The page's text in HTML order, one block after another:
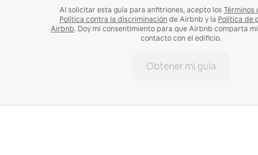
Al solicitar esta guía para anfitriones, acepto los Términos
Política contra la discriminación de Airbnb y la Política de
Airbnb. Doy mi consentimiento para que Airbnb comparta
contacto con el edificio.
Obtener mi guía